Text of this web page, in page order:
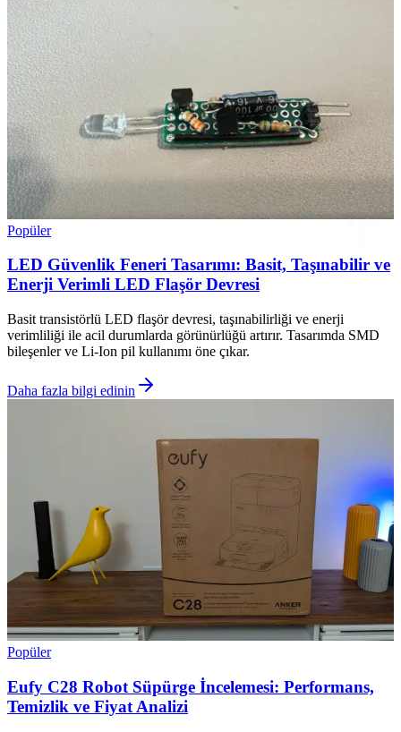
Popüler
LED Güvenlik Feneri Tasarımı: Basit, Taşınabilir ve
Enerji Verimli LED Flaşör Devresi
Basit transistörlü LED flaşör devresi, taşınabilirliği ve enerji
verimliliği ile acil durumlarda görünürlüğü artırır. Tasarımda SMD
bileşenler ve Li-Ion pil kullanımı öne çıkar.
Daha fazla bilgi edinin
Popüler
Eufy C28 Robot Süpürge İncelemesi: Performans,
Temizlik ve Fiyat Analizi